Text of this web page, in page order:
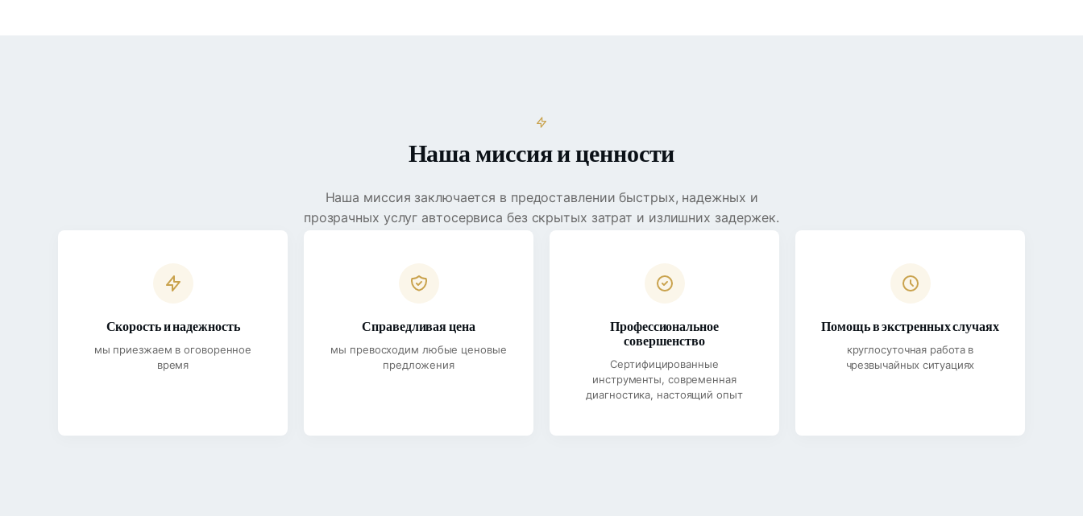
Наша миссия и ценности
Наша миссия заключается в предоставлении быстрых, надежных и
прозрачных услуг автосервиса без скрытых затрат и излишних задержек.
Скорость и надежность
мы приезжаем в оговоренное
время
Справедливая цена
мы превосходим любые ценовые
предложения
Профессиональное
совершенство
Сертифицированные
инструменты, современная
диагностика, настоящий опыт
Помощь в экстренных случаях
круглосуточная работа в
чрезвычайных ситуациях